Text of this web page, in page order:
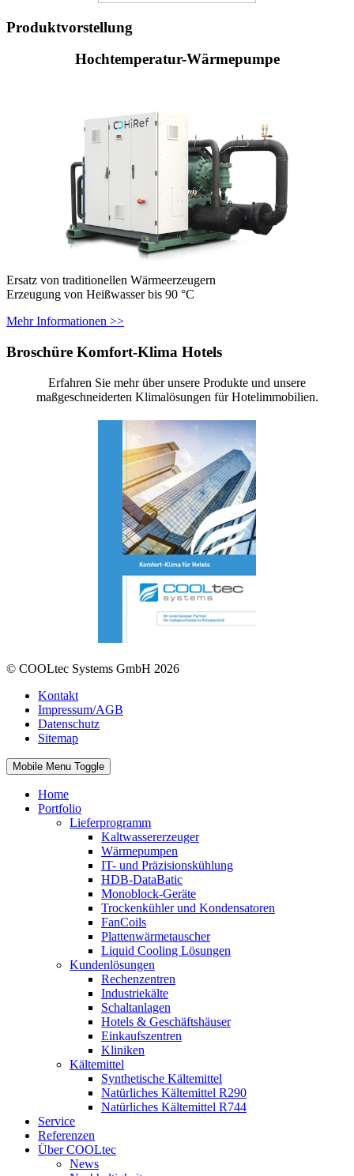
Produktvorstellung
Hochtemperatur-Wärmepumpe
Ersatz von traditionellen Wärmeerzeugern
Erzeugung von Heißwasser bis 90 °C
Mehr Informationen >>
Broschüre Komfort-Klima Hotels
Erfahren Sie mehr über unsere Produkte und unsere
maßgeschneiderten Klimalösungen für Hotelimmobilien.
© COOLtec Systems GmbH 2026
Kontakt
Impressum/AGB
Datenschutz
Sitemap
Mobile Menu Toggle
Home
Portfolio
Lieferprogramm
Kaltwassererzeuger
Wärmepumpen
IT- und Präzisionskühlung
HDB-DataBatic
Monoblock-Geräte
Trockenkühler und Kondensatoren
FanCoils
Plattenwärmetauscher
Liquid Cooling Lösungen
Kundenlösungen
Rechenzentren
Industriekälte
Schaltanlagen
Hotels & Geschäftshäuser
Einkaufszentren
Kliniken
Kältemittel
Synthetische Kältemittel
Natürliches Kältemittel R290
Natürliches Kältemittel R744
Service
Referenzen
Über COOLtec
News